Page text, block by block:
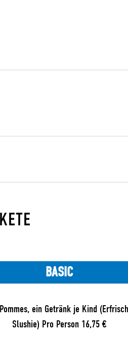
BASIC
ein Getränk je Kind
Slushie) Pro Person 16,75 €